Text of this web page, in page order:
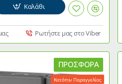
Καλάθι
Ρωτήστε μας στο Viber
ΠΡΟΣΦΟΡΆ
Κατόπιν Παραγγελίας